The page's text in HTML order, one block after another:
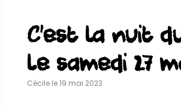
C’est la nuit
le samedi 27
Cécile le 19 mai 2023